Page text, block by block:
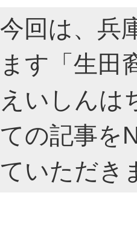
今回は、兵
ます「生田
えいしんは
ての記事を
ていただき